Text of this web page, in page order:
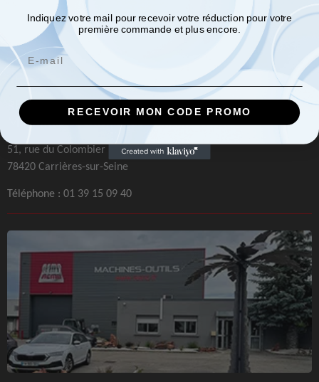
REMO Paris
Machines et Outillages
51, rue du Colombier
78420 Carrières-sur-Seine
Téléphone : 01 39 15 09 40
Indiquez votre mail pour recevoir votre réduction pour votre
première commande et plus encore.
Email
RECEVOIR MON CODE PROMO